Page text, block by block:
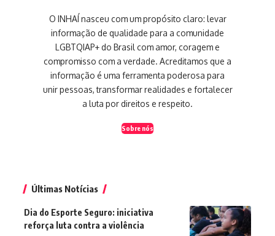
O INHAÍ nasceu com um propósito claro: levar
informação de qualidade para a comunidade
LGBTQIAP+ do Brasil com amor, coragem e
compromisso com a verdade. Acreditamos que a
informação é uma ferramenta poderosa para
unir pessoas, transformar realidades e fortalecer
a luta por direitos e respeito.
Sobre nós
Últimas Notícias
Dia do Esporte Seguro: iniciativa
reforça luta contra a violência